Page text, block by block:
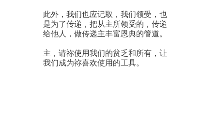
此外，我们也应记取，我们领受，也
是为了传递，把从主所领受的，传递
给他人，做传递主丰富恩典的管道。
主，请祢使用我们的贫乏和所有，让
我们成为祢喜欢使用的工具。